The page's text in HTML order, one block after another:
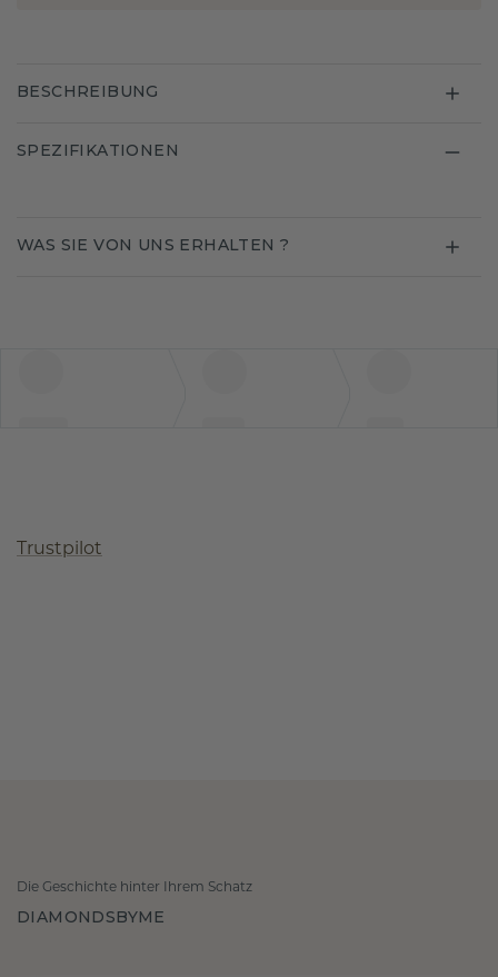
BESCHREIBUNG
SPEZIFIKATIONEN
WAS SIE VON UNS ERHALTEN ?
Trustpilot
Die Geschichte hinter Ihrem Schatz
DIAMONDSBYME